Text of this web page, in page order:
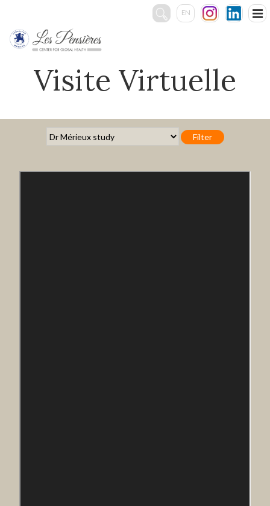
EN
LE CENTRE
SERVICES
ÉVÉNEMENTS
Vidéos Visite Virtuelle
Visite Virtuelle